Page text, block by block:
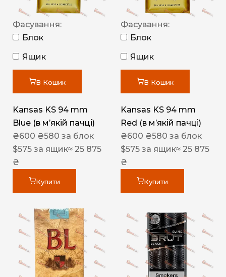
Фасування:
Блок
Ящик
В Кошик
Kansas KS 94 mm
Blue (в мʼякій пачці)
₴600 ₴580 за блок
$575 за ящик≈ 25 875
₴
Купити
Фасування:
Блок
Ящик
В Кошик
Kansas KS 94 mm
Red (в мʼякій пачці)
₴600 ₴580 за блок
$575 за ящик≈ 25 875
₴
Купити